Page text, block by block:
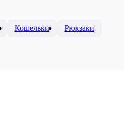
Кошельки Рюкзаки